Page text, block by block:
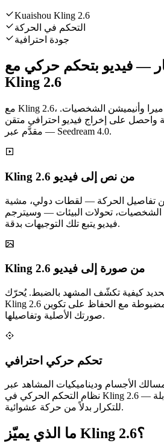
Kuaishou Kling 2.6
التحكم في الحركة
جودة احترافية
— فيديو بتحكم حركي مع
Kling 2.6
مع Kling 2.6، أنت من يحدد مسارات الكاميرا وأنيميشن الشخصيات.
واحصل على إخراج فيديو احترافي متقن
— مقدَّم عبر Seedream 4.0.
Kling 2.6 من نص إلى فيديو
تفاصيل الحركة — لقطات دولي، مشية
الشخصيات، تحولات البيئات — وسيترجم Kling 2.6 كلماتك إلى
فيديو يتبع تلك التوجيهات بدقة.
Kling 2.6 من صورة إلى فيديو
كيفية تكشّف المشهد بالضبط. يُحرّك
Kling 2.6 الصورة بحركة طبيعية ومضبوطة مع الحفاظ على تكوين
صورتك الأصلية وتفاصيلها.
تحكم حركي احترافي
الأجسام وديناميكيات المشاهد عبر
نظام التحكم الحركي في Kling 2.6 — لتحقيق نتائج احترافية قابلة
للتكرار بدلاً من حركة عشوائية.
ما الذي يميّز Kling 2.6؟